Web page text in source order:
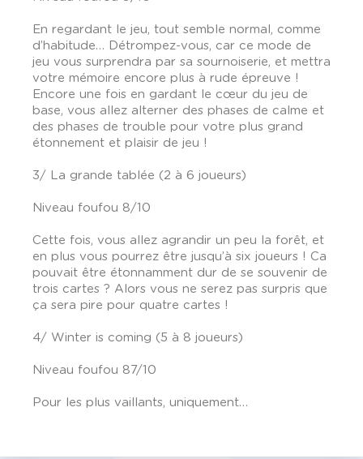
En regardant le jeu, tout semble normal, comme
d’habitude… Détrompez-vous, car ce mode de
jeu vous surprendra par sa sournoiserie, et mettra
votre mémoire encore plus à rude épreuve !
Encore une fois en gardant le cœur du jeu de
base, vous allez alterner des phases de calme et
des phases de trouble pour votre plus grand
étonnement et plaisir de jeu !
3/ La grande tablée (2 à 6 joueurs)
Niveau foufou 8/10
Cette fois, vous allez agrandir un peu la forêt, et
en plus vous pourrez être jusqu’à six joueurs ! Ca
pouvait être étonnamment dur de se souvenir de
trois cartes ? Alors vous ne serez pas surpris que
ça sera pire pour quatre cartes !
4/ Winter is coming (5 à 8 joueurs)
Niveau foufou 87/10
Pour les plus vaillants, uniquement…